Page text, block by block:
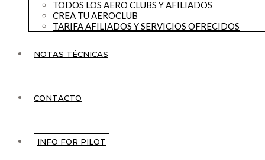
TODOS LOS AERO CLUBS Y AFILIADOS
CREA TU AEROCLUB
TARIFA AFILIADOS Y SERVICIOS OFRECIDOS
NOTAS TÉCNICAS
CONTACTO
INFO FOR PILOT